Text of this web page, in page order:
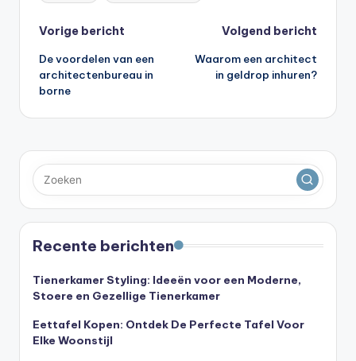
Bericht
navigatie
Vorige bericht
De voordelen van een
architectenbureau in
borne
Volgend bericht
Waarom een architect
in geldrop inhuren?
Recente berichten
Tienerkamer Styling: Ideeën voor een Moderne,
Stoere en Gezellige Tienerkamer
Eettafel Kopen: Ontdek De Perfecte Tafel Voor
Elke Woonstijl